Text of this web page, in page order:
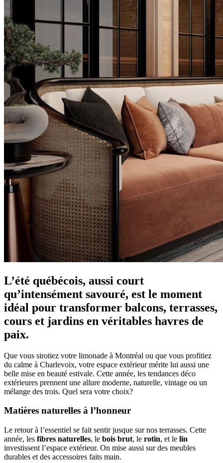
L’été québécois, aussi court
qu’intensément savouré, est le moment
idéal pour transformer balcons, terrasses,
cours et jardins en véritables havres de
paix.
Que vous sirotiez votre limonade à Montréal ou que vous profitiez
du calme à Charlevoix, votre espace extérieur mérite lui aussi une
belle mise en beauté estivale. Cette année, les tendances déco
extérieures prennent une allure moderne, naturelle, vintage ou un
mélange des trois. Quel sera votre choix?
Matières naturelles à l’honneur
Le retour à l’essentiel se fait sentir jusque sur nos terrasses. Cette
année, les fibres naturelles, le bois brut, le rotin, et le lin
investissent l’espace extérieur. On mise aussi sur des meubles
durables et des accessoires faits main.